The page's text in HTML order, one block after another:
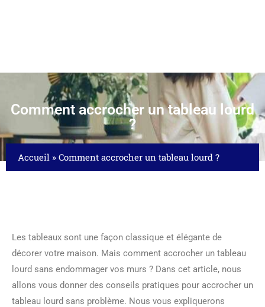
Comment accrocher un tableau lourd
?
Accueil » Comment accrocher un tableau lourd ?
Les tableaux sont une façon classique et élégante de
décorer votre maison. Mais comment accrocher un tableau
lourd sans endommager vos murs ? Dans cet article, nous
allons vous donner des conseils pratiques pour accrocher un
tableau lourd sans problème. Nous vous expliquerons